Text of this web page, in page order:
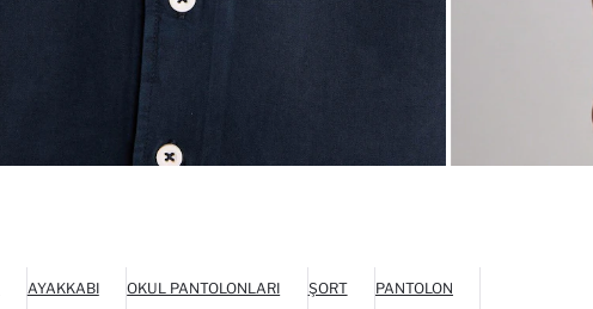
AYAKKABI OKUL PANTOLONLARI ŞORT PANTOLON